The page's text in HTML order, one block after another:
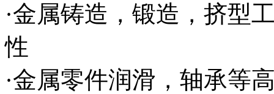
·金属铸造，锻造，挤型
性
·金属零件润滑，轴承等